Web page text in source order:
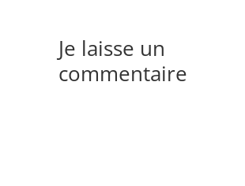
Je laisse un
commentaire